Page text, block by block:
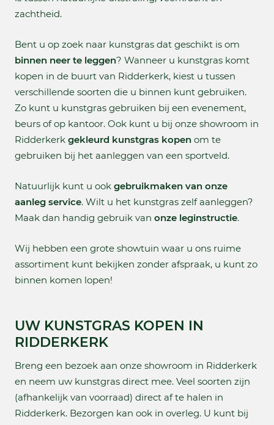
zachtheid.
Bent u op zoek naar kunstgras dat geschikt is om
binnen neer te leggen? Wanneer u kunstgras komt
kopen in de buurt van Ridderkerk, kiest u tussen
verschillende soorten die u binnen kunt gebruiken.
Zo kunt u kunstgras gebruiken bij een evenement,
beurs of op kantoor. Ook kunt u bij onze showroom in
Ridderkerk gekleurd kunstgras kopen om te
gebruiken bij het aanleggen van een sportveld.
Natuurlijk kunt u ook gebruikmaken van onze
aanleg service. Wilt u het kunstgras zelf aanleggen?
Maak dan handig gebruik van onze leginstructie.
Wij hebben een grote showtuin waar u ons ruime
assortiment kunt bekijken zonder afspraak, u kunt zo
binnen komen lopen!
UW KUNSTGRAS KOPEN IN
RIDDERKERK
Breng een bezoek aan onze showroom in Ridderkerk
en neem uw kunstgras direct mee. Veel soorten zijn
(afhankelijk van voorraad) direct af te halen in
Ridderkerk. Bezorgen kan ook in overleg. U kunt bij